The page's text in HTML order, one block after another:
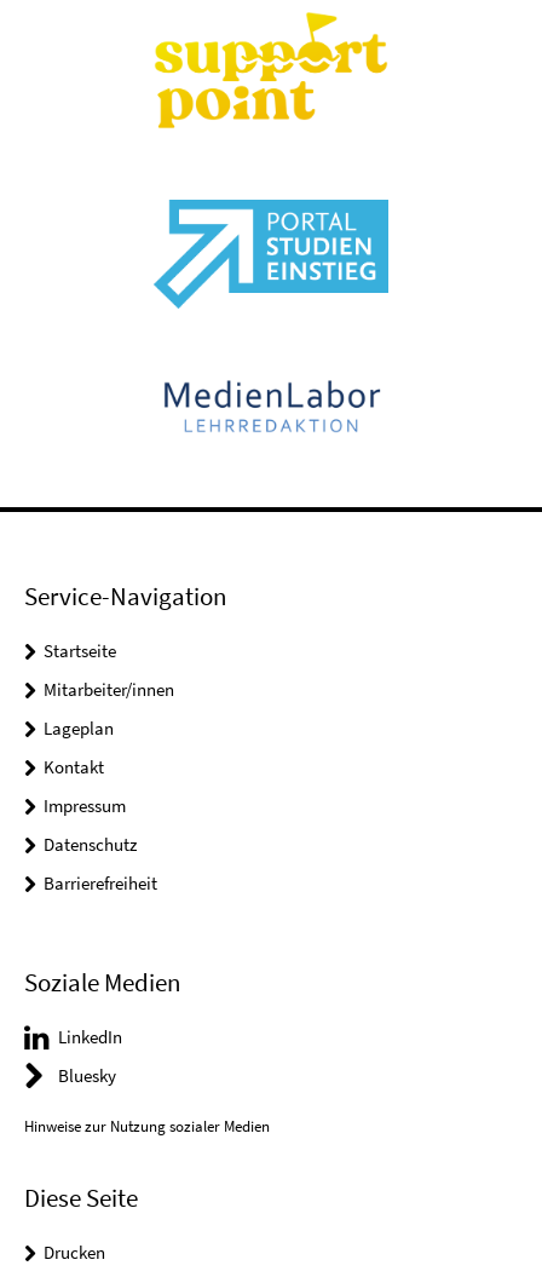
Service-Navigation
Startseite
Mitarbeiter/innen
Lageplan
Kontakt
Impressum
Datenschutz
Barrierefreiheit
Soziale Medien
LinkedIn
Bluesky
Hinweise zur Nutzung sozialer Medien
Diese Seite
Drucken